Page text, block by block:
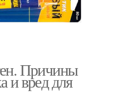
Причины
и вред для